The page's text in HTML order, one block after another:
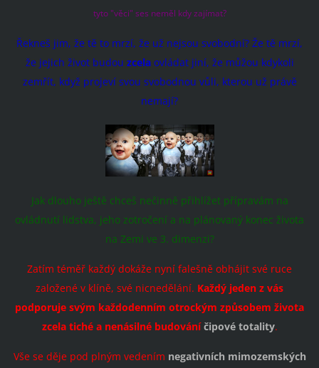
tyto "věci" ses neměl kdy zajímat?
Řekneš jim, že tě to mrzí, že už nejsou svobodní? Že tě mrzí,
že jejich život budou zcela ovládat jiní, že můžou kdykoli
zemřít, když projeví svou svobodnou vůli, kterou už právě
nemají?
Jak dlouho ještě chceš nečinně přihlížet přípravám na
ovládnutí lidstva, jeho zotročení a na plánovaný konec života
na Zemi ve 3. dimenzi?
Zatím téměř každý dokáže nyní falešně obhájit své ruce
založené v klíně, své nicnedělání. Každý jeden z vás
podporuje svým každodenním otrockým způsobem života
zcela tiché a nenásilné budováníčipové totality.
Vše se děje pod plným vedením negativních mimozemských